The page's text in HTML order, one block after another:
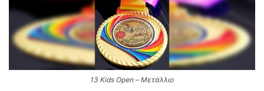
13 Kids Open – Μετάλλιο